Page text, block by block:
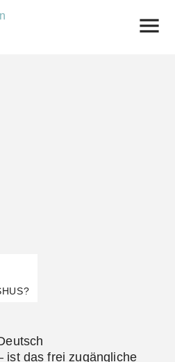
ist das frei zugängliche